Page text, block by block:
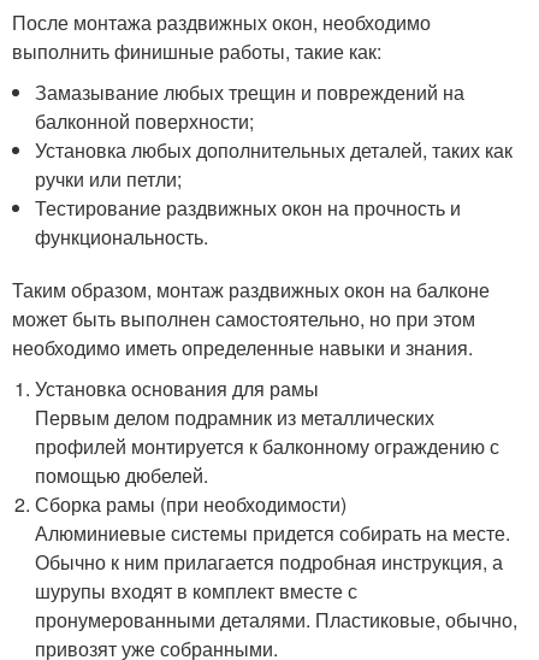
После монтажа раздвижных окон, необходимо
выполнить финишные работы, такие как:
Замазывание любых трещин и повреждений на
балконной поверхности;
Установка любых дополнительных деталей, таких как
ручки или петли;
Тестирование раздвижных окон на прочность и
функциональность.
Таким образом, монтаж раздвижных окон на балконе
может быть выполнен самостоятельно, но при этом
необходимо иметь определенные навыки и знания.
Установка основания для рамы
Первым делом подрамник из металлических
профилей монтируется к балконному ограждению с
помощью дюбелей.
Сборка рамы (при необходимости)
Алюминиевые системы придется собирать на месте.
Обычно к ним прилагается подробная инструкция, а
шурупы входят в комплект вместе с
пронумерованными деталями. Пластиковые, обычно,
привозят уже собранными.